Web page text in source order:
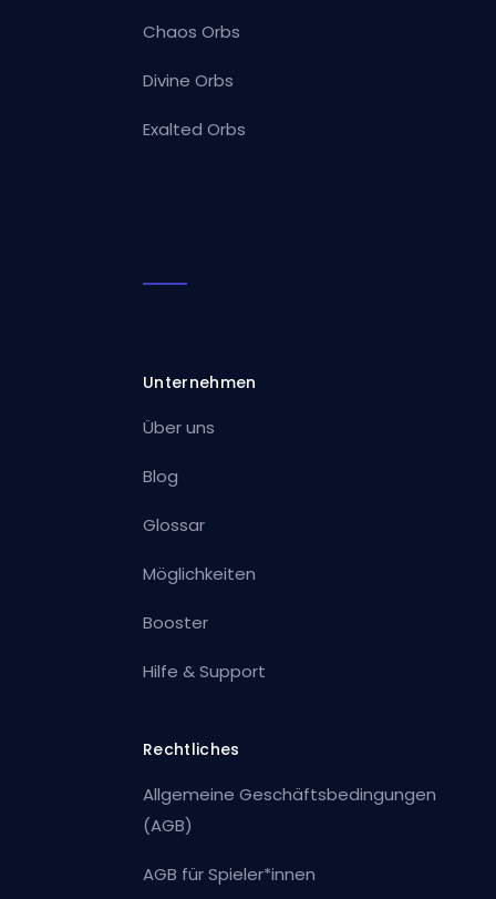
Chaos Orbs
Divine Orbs
Exalted Orbs
Unternehmen
Über uns
Blog
Glossar
Möglichkeiten
Booster
Hilfe & Support
Rechtliches
Allgemeine Geschäftsbedingungen
(AGB)
AGB für Spieler*innen